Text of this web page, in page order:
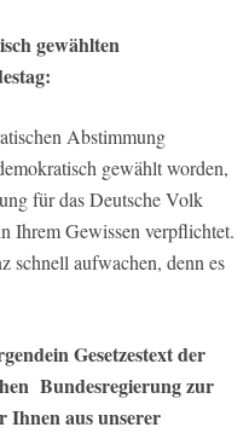
gewählten
Abstimmung
gewählt worden,
für das Deutsche Volk
Ihrem Gewissen verpflichtet.
schnell aufwachen, denn es
Gesetzestext der
Bundesregierung zur
Ihnen aus unserer